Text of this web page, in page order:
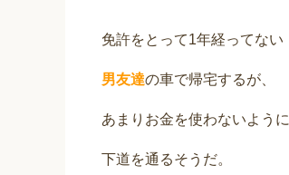
免許をとって1年経ってない
男友達の車で帰宅するが、
あまりお金を使わないように
下道を通るそうだ。